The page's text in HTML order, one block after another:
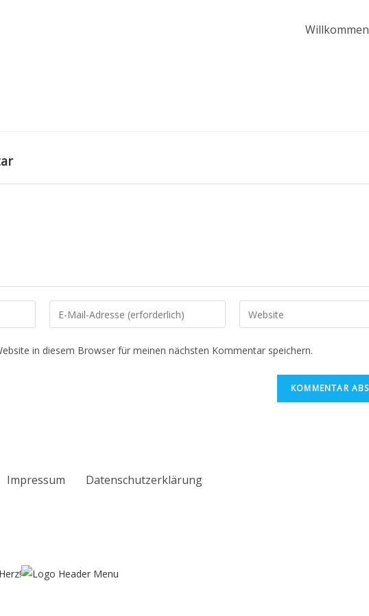
Willkommen
in diesem Browser für meinen nächsten Kommentar speichern.
Impressum Datenschutzerklärung